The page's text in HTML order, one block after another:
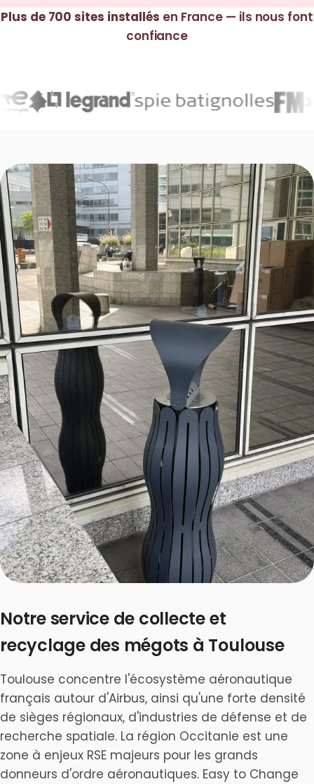
Plus de 700 sites installés en France — ils nous font
confiance
Notre service de collecte et
recyclage des mégots à Toulouse
Toulouse concentre l'écosystème aéronautique
français autour d'Airbus, ainsi qu'une forte densité
de sièges régionaux, d'industries de défense et de
recherche spatiale. La région Occitanie est une
zone à enjeux RSE majeurs pour les grands
donneurs d'ordre aéronautiques. Easy to Change